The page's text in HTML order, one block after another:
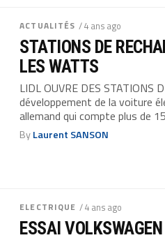
ACTUALITÉS / 4 ans ago
STATIONS DE
LES WATTS
LIDL OUVRE DES STATIONS
développement de la voiture
allemand qui compte plus de
ByLaurent SANSON
ELECTRIQUE / 4 ans ago
ESSAI